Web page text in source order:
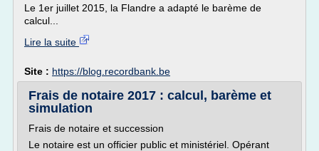
Le 1er juillet 2015, la Flandre a adapté le barème de
calcul...
Lire la suite
Site : https://blog.recordbank.be
Frais de notaire 2017 : calcul, barème et
simulation
Frais de notaire et succession
Le notaire est un officier public et ministériel. Opérant